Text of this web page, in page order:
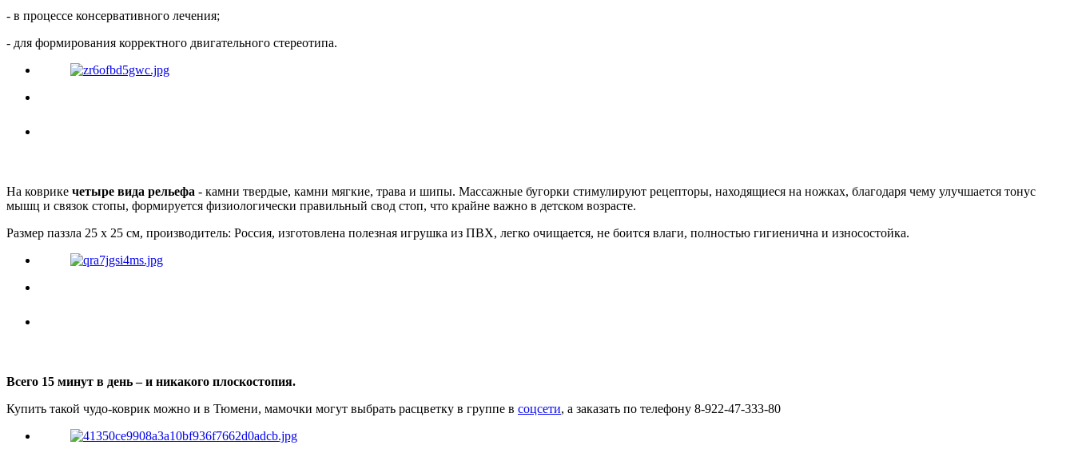
- в процессе консервативного лечения;
- для формирования корректного двигательного стереотипа.
На коврике четыре вида рельефа - камни твердые, камни мягкие, трава и шипы. Массажные бугорки стимулируют рецепторы, находящиеся на ножках, благодаря чему улучшается тонус
мышц и связок стопы, формируется физиологически правильный свод стоп, что крайне важно в детском возрасте.
Размер паззла 25 х 25 см, производитель: Россия, изготовлена полезная игрушка из ПВХ, легко очищается, не боится влаги, полностью гигиенична и износостойка.
Всего 15 минут в день – и никакого плоскостопия.
Купить такой чудо-коврик можно и в Тюмени, мамочки могут выбрать расцветку в группе в соцсети, а заказать по телефону 8-922-47-333-80